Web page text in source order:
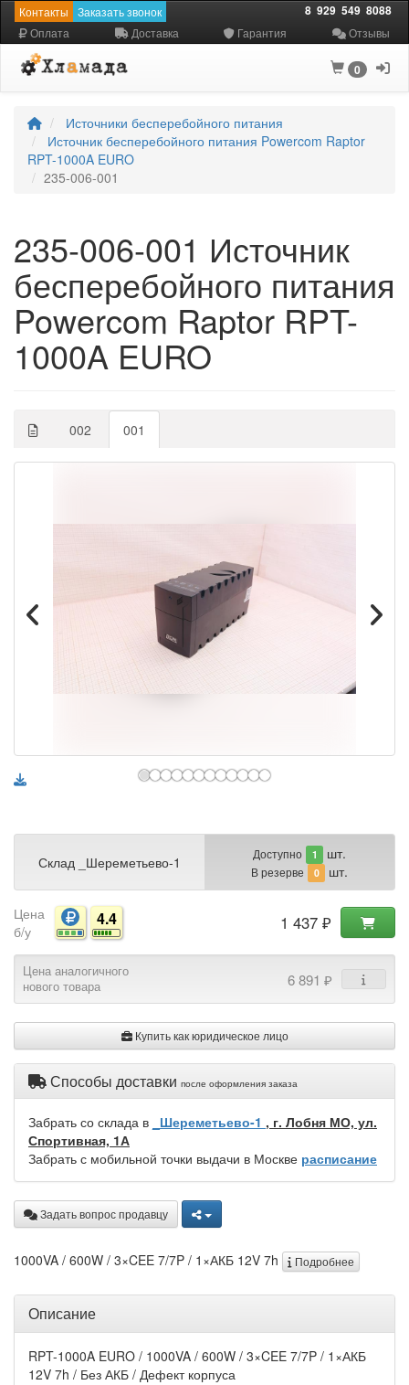
Контакты Заказать звонок 8 929 549 8088
Оплата Доставка Гарантия Отзывы
0
Источники бесперебойного питания
Источник бесперебойного питания Powercom Raptor
RPT-1000A EURO
235-006-001
235-006-001 Источник
бесперебойного питания
Powercom Raptor RPT-
1000A EURO
002 001
Склад _Шереметьево-1 Доступно 1 шт.
В резерве 0 шт.
Цена
б/у
4.4 1 437 ₽
Цена аналогичного
нового товара
6 891 ₽
Купить как юридическое лицо
Способы доставки после оформления заказа
Забрать со склада в _Шереметьево-1 , г. Лобня МО, ул.
Спортивная, 1А
Забрать с мобильной точки выдачи в Москве расписание
Задать вопрос продавцу
1000VA / 600W / 3×CEE 7/7P / 1×АКБ 12V 7h Подробнее
Описание
RPT-1000A EURO / 1000VA / 600W / 3×CEE 7/7P / 1×АКБ
12V 7h / Без АКБ / Дефект корпуса